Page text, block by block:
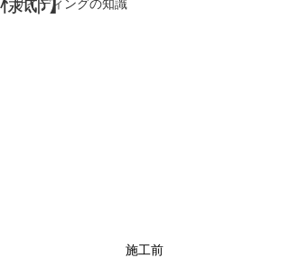
サイディングの知識
施工前